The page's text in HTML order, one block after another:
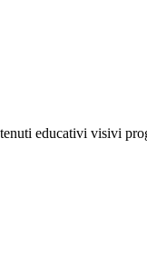
educativi visivi